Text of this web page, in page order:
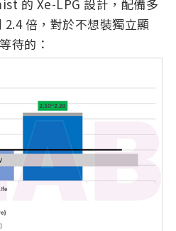
的 Xe-LPG 設計，配備多
倍，對於不想裝獨立顯
待的：